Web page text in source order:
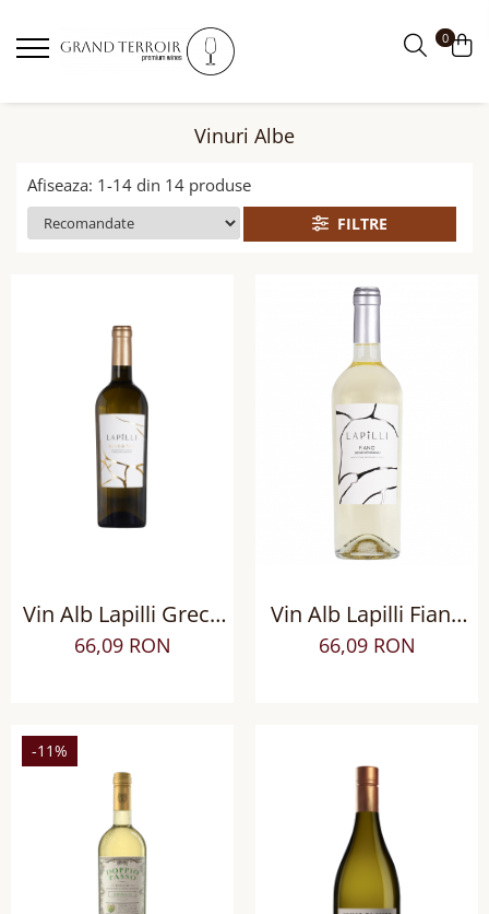
0
Vinuri Albe
Afiseaza: 1-14 din 14 produse
FILTRE
Vin Alb Lapilli Greco
di Tufo DOCG, sec
66,09 RON
Vin Alb Lapilli Fiano
Beneventano IGT sec
66,09 RON
-11%